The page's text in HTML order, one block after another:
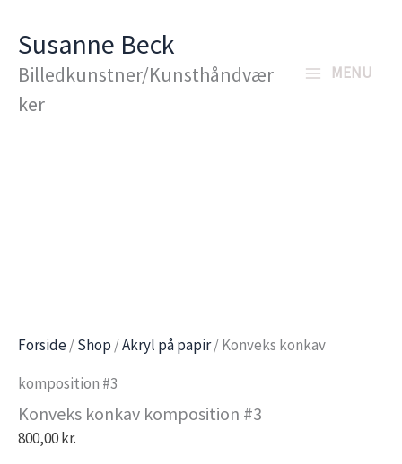
indholdet
Susanne Beck
Billedkunstner/Kunsthåndvær
ker
MENU
Forside/Shop /Akryl på papir/ Konveks konkav
komposition #3
Konveks konkav komposition #3
800,00kr.